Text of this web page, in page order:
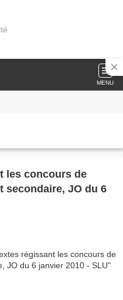
MENU
les concours de
secondaire, JO du 6